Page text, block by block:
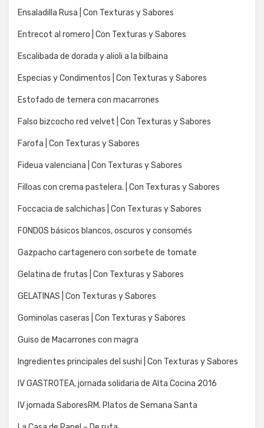
Ensaladilla Rusa | Con Texturas y Sabores
Entrecot al romero | Con Texturas y Sabores
Escalibada de dorada y alioli a la bilbaina
Especias y Condimentos | Con Texturas y Sabores
Estofado de ternera con macarrones
Falso bizcocho red velvet | Con Texturas y Sabores
Farofa | Con Texturas y Sabores
Fideua valenciana | Con Texturas y Sabores
Filloas con crema pastelera. | Con Texturas y Sabores
Foccacia de salchichas | Con Texturas y Sabores
FONDOS básicos blancos, oscuros y consomés
Gazpacho cartagenero con sorbete de tomate
Gelatina de frutas | Con Texturas y Sabores
GELATINAS | Con Texturas y Sabores
Gominolas caseras | Con Texturas y Sabores
Guiso de Macarrones con magra
Ingredientes principales del sushi | Con Texturas y Sabores
IV GASTROTEA, jornada solidaria de Alta Cocina 2016
IV jornada SaboresRM. Platos de Semana Santa